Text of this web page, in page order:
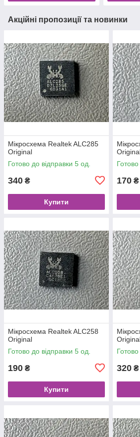
Акційні пропозиції та новинки
Мікросхема Realtek ALC285
Original
Готово до відправки 5 од.
340 ₴
Купити
170 ₴
Мікросхема Realtek ALC258
Original
Готово до відправки 5 од.
190 ₴
Купити
320 ₴